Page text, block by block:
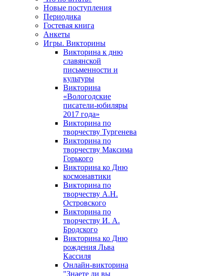
Новые поступления
Периодика
Гостевая книга
Анкеты
Игры. Викторины
Викторина к дню
славянской
письменности и
культуры
Викторина
«Вологодские
писатели-юбиляры
2017 года»
Викторина по
творчеству Тургенева
Викторина по
творчеству Максима
Горького
Викторина ко Дню
космонавтики
Викторина по
творчеству А.Н.
Островского
Викторина по
творчеству И. А.
Бродского
Викторина ко Дню
рождения Льва
Кассиля
Онлайн-викторина
"Знаете ли вы